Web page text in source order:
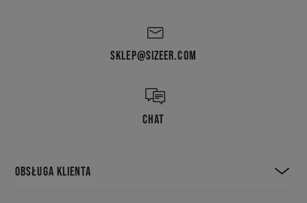
SKLEP@SIZEER.COM
CHAT
OBSŁUGA KLIENTA